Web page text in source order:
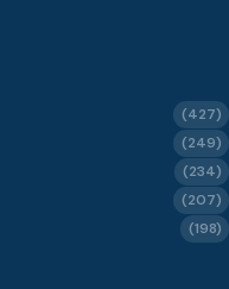
(427)
(249)
(234)
(207)
(198)